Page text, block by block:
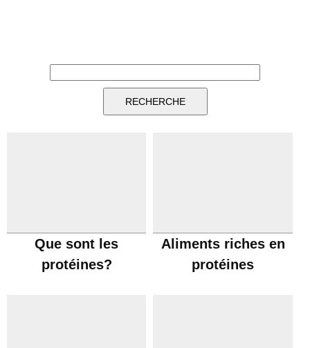
Que sont les
protéines?
Aliments riches en
protéines